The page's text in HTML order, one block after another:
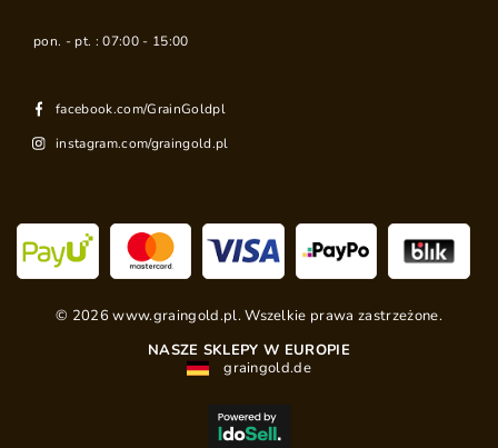
pon. - pt. : 07:00 - 15:00
facebook.com/GrainGoldpl
instagram.com/graingold.pl
© 2026 www.graingold.pl. Wszelkie prawa zastrzeżone.
NASZE SKLEPY W EUROPIE
graingold.de